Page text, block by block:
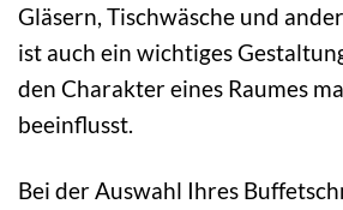
Gläsern, Tischwäsche und
ist auch ein wichtiges
den Charakter eines Raumes
beeinflusst.
Bei der Auswahl Ihres